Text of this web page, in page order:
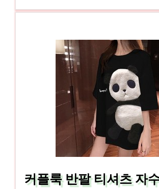
커플룩 반팔 티셔츠 자